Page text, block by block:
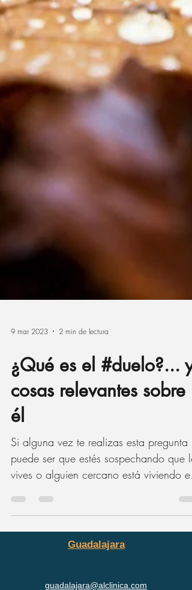
9 mar 2023 2 min de lectura
¿Qué es el #duelo?... y
cosas relevantes sobre
él
Si alguna vez te realizas esta pregunta